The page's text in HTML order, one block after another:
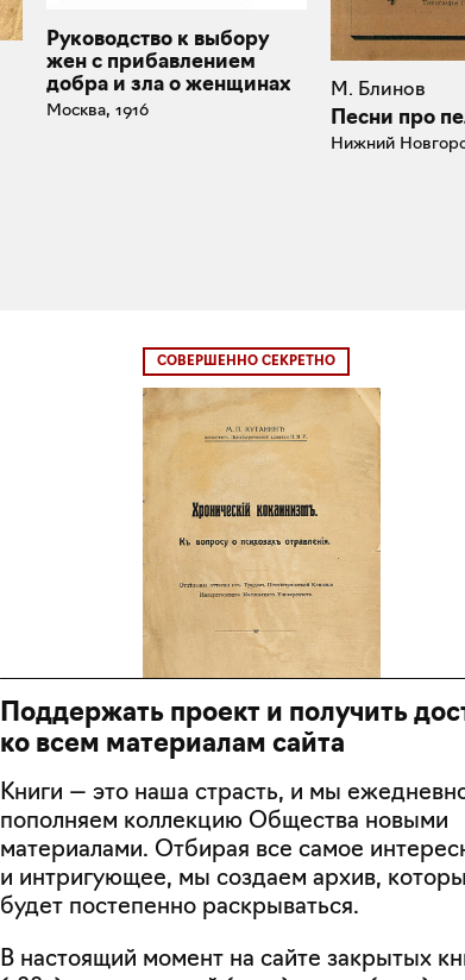
Руководство к выбору
жен с прибавлением
добра и зла о женщинах
Москва, 1916
М. Блинов
Песни про
Нижний
СОВЕРШЕННО СЕКРЕТНО
Поддержать проект и получить
ко всем материалам сайта
Книги — это наша страсть, и мы
пополняем коллекцию Общества новыми
материалами. Отбирая все самое
и интригующее, мы создаем архив,
будет постепенно раскрываться.
В настоящий момент на сайте закрытых